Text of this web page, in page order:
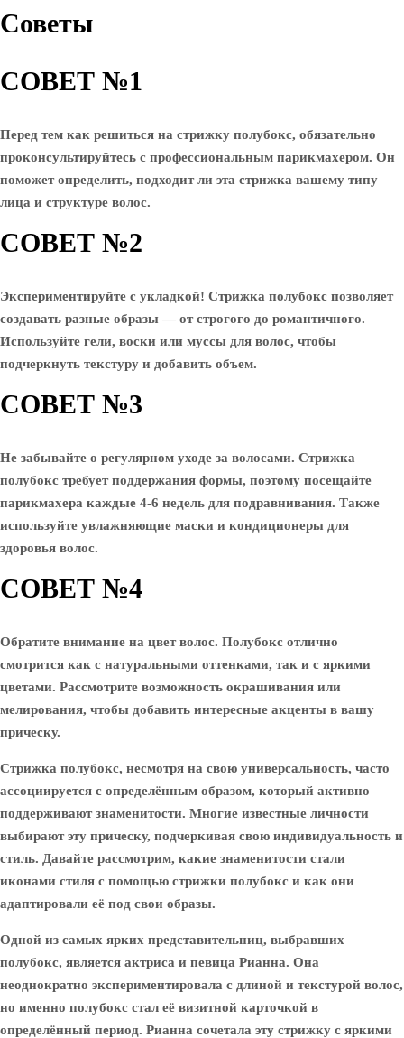
Советы
СОВЕТ №1
Перед тем как решиться на стрижку полубокс, обязательно
проконсультируйтесь с профессиональным парикмахером. Он
поможет определить, подходит ли эта стрижка вашему типу
лица и структуре волос.
СОВЕТ №2
Экспериментируйте с укладкой! Стрижка полубокс позволяет
создавать разные образы — от строгого до романтичного.
Используйте гели, воски или муссы для волос, чтобы
подчеркнуть текстуру и добавить объем.
СОВЕТ №3
Не забывайте о регулярном уходе за волосами. Стрижка
полубокс требует поддержания формы, поэтому посещайте
парикмахера каждые 4-6 недель для подравнивания. Также
используйте увлажняющие маски и кондиционеры для
здоровья волос.
СОВЕТ №4
Обратите внимание на цвет волос. Полубокс отлично
смотрится как с натуральными оттенками, так и с яркими
цветами. Рассмотрите возможность окрашивания или
мелирования, чтобы добавить интересные акценты в вашу
прическу.
Стрижка полубокс, несмотря на свою универсальность, часто
ассоциируется с определённым образом, который активно
поддерживают знаменитости. Многие известные личности
выбирают эту прическу, подчеркивая свою индивидуальность и
стиль. Давайте рассмотрим, какие знаменитости стали
иконами стиля с помощью стрижки полубокс и как они
адаптировали её под свои образы.
Одной из самых ярких представительниц, выбравших
полубокс, является актриса и певица Рианна. Она
неоднократно экспериментировала с длиной и текстурой волос,
но именно полубокс стал её визитной карточкой в
определённый период. Рианна сочетала эту стрижку с яркими